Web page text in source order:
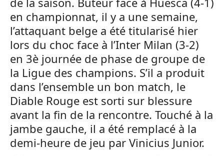
en championnat, il y a une semaine,
l’attaquant belge a été titularisé hier
lors du choc face à l’Inter Milan (3-2)
en 3è journée de phase de groupe de
la Ligue des champions. S’il a produit
dans l’ensemble un bon match, le
Diable Rouge est sorti sur blessure
avant la fin de la rencontre. Touché à la
jambe gauche, il a été remplacé à la
demi-heure de jeu par Vinicius Junior.